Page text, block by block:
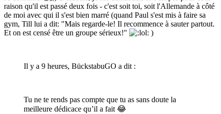
raison qu'il est passé deux fois - c'est soit toi, soit l'Allemande à côté
de moi avec qui il s'est bien marré (quand Paul s'est mis à faire sa
gym, Till lui a dit: "Mais regarde-le! Il recommence à sauter partout.
Et on est censé être un groupe sérieux!"
)
Il y a 9 heures, BückstabuGO a dit :
Tu ne te rends pas compte que tu as sans doute la
meilleure dédicace qu’il a fait😂